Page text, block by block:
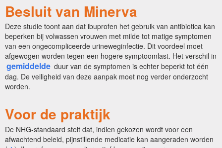
Besluit van Minerva
Deze studie toont aan dat ibuprofen het gebruik van antibiotica kan
beperken bij volwassen vrouwen met milde tot matige symptomen
van een ongecompliceerde urineweginfectie. Dit voordeel moet
afgewogen worden tegen een hogere symptoomlast. Het verschil in
gemiddelde duur van de symptomen is echter beperkt tot één
dag. De veiligheid van deze aanpak moet nog verder onderzocht
worden.
Voor de praktijk
De NHG-standaard stelt dat, indien gekozen wordt voor een
afwachtend beleid, pijnstillende medicatie kan aangeraden worden